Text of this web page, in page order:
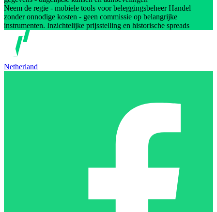
Neem de regie - mobiele tools voor beleggingsbeheer Handel
zonder onnodige kosten - geen commissie op belangrijke
instrumenten. Inzichtelijke prijsstelling en historische spreads
Netherland